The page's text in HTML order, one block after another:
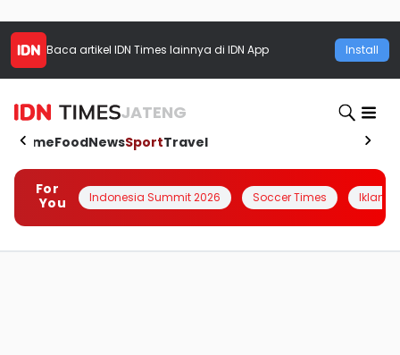
Baca artikel IDN Times lainnya di IDN App Install
JATENG
HomeFoodNewsSportTravel
For
You
Indonesia Summit 2026 Soccer Times Iklanin